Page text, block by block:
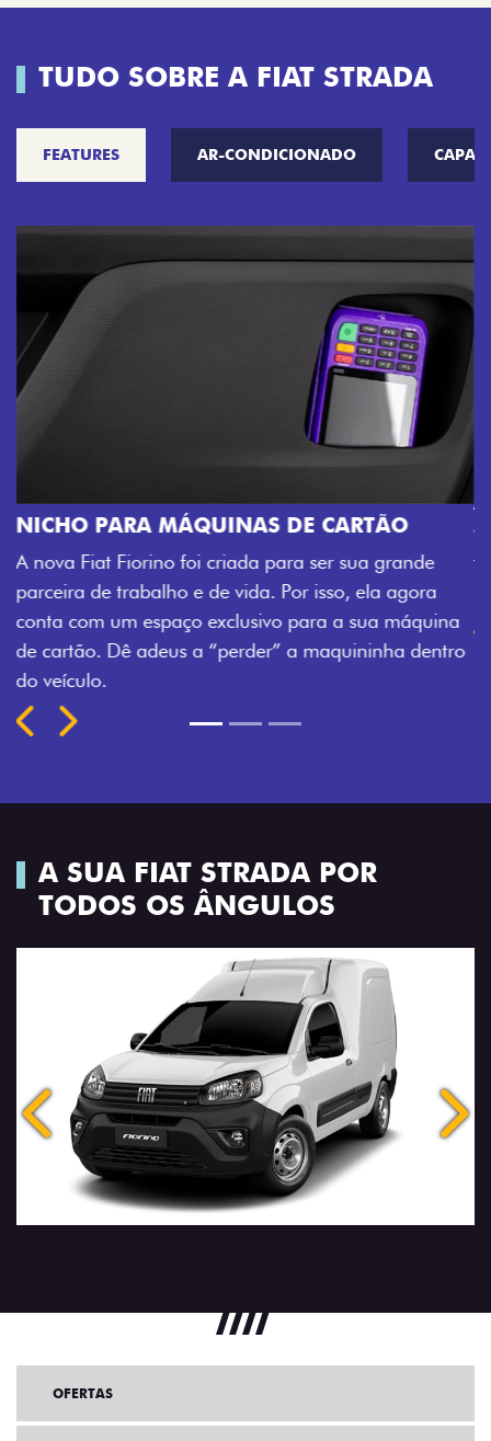
TUDO SOBRE A FIAT STRADA
FEATURES AR-CONDICIONADO
dentro
CHAVE COM TELECOMANDO
Agora, a chave da sua nova Fiorino pode abrir
veículo também à distância, e não mais
fechadura. São detalhes como esse que
mais fluidez para o seu dia de trabalho.
A SUA FIAT STRADA POR
TODOS OS ÂNGULOS
Anterior
OFERTAS